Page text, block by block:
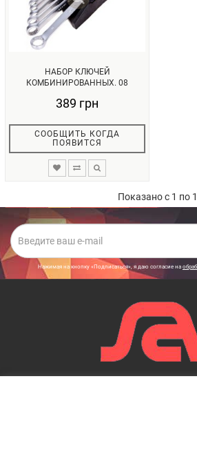
НАБОР КЛЮЧЕЙ
КОМБИНИРОВАННЫХ. 08
389 грн
СООБЩИТЬ КОГДА
ПОЯВИТСЯ
Показано с 1 по
Нажимая на кнопку «Подписаться», я даю cогласие на